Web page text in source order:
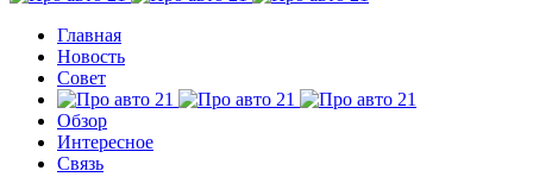
Главная
Новость
Совет
Обзор
Интересное
Связь